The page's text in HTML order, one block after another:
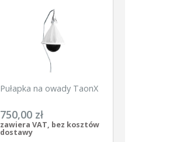
Pułapka na owady TaonX
750,00 zł
zawiera VAT, bez kosztów
dostawy